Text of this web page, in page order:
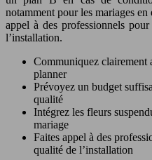
notamment pour les mariages
appel à des professionnels
l’installation.
Communiquez clairement
planner
Prévoyez un budget
qualité
Intégrez les fleurs
mariage
Faites appel à des
qualité de l’installation